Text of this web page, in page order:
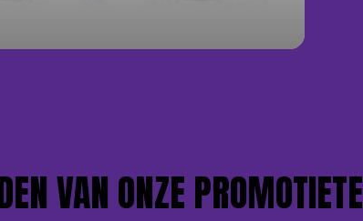
VAN ONZE